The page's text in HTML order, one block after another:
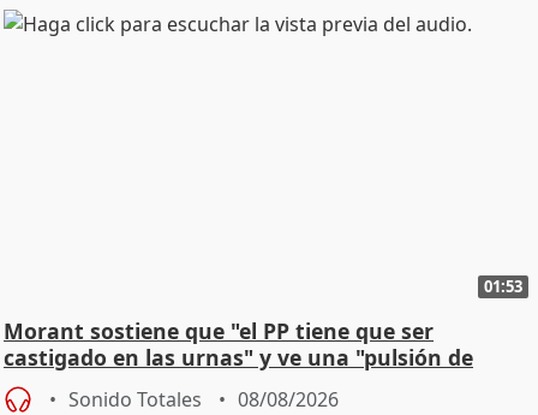
01:53
Morant sostiene que "el PP tiene que ser
castigado en las urnas" y ve una "pulsión de
cambio"
Sonido Totales 08/08/2026